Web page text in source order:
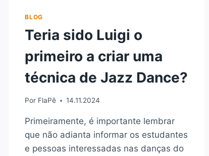
BLOG
Teria sido Luigi o
primeiro a criar uma
técnica de Jazz Dance?
Por FlaPê 14.11.2024
Primeiramente, é importante lembrar
que não adianta informar os estudantes
e pessoas interessadas nas danças do